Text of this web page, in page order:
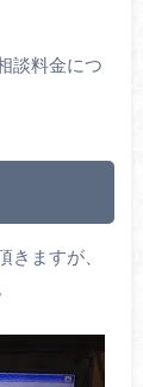
談料金につ
きますが、